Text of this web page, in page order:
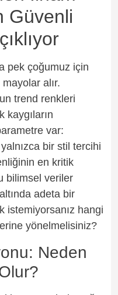
Güvenli
pek çoğumuz için
mayolar alır.
trend renkleri
kaygıların
var:
bir stil tercihi
en kritik
bilimsel veriler
adeta bir
istemiyorsanız hangi
yönelmelisiniz?
Neden